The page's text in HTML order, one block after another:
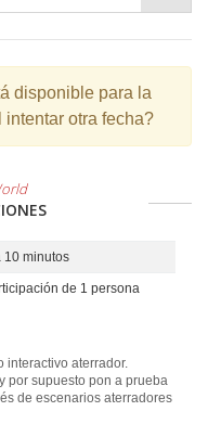
disponible para la
otra fecha?
10 minutos
de 1 persona
interactivo aterrador.
por supuesto pon a prueba
de escenarios aterradores